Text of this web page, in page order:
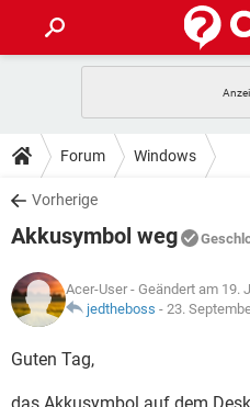
ANDROID
WINDOWS 10
WHATSAPP
FACEBOOK
TIPPS & TRICKS
SPIELE
WHATSAPP
FACEBOOK
DOWNLOADS
SPIELE
ANDROID
WINDOWS 10
WHATSAPP
SPIELE
ANDROID
WINDOWS 10
LEXIKON
SPIELE
Forum Windows
Vorherige
Akkusymbol weg
Acer-User - Geändert am 19.
jedtheboss - 23.
Guten Tag,